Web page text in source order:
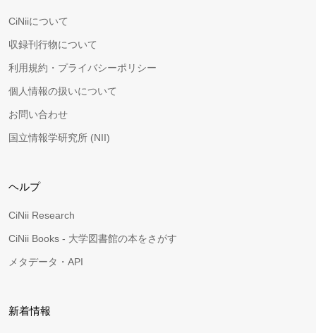
CiNiiについて
収録刊行物について
利用規約・プライバシーポリシー
個人情報の扱いについて
お問い合わせ
国立情報学研究所 (NII)
ヘルプ
CiNii Research
CiNii Books - 大学図書館の本をさがす
メタデータ・API
新着情報